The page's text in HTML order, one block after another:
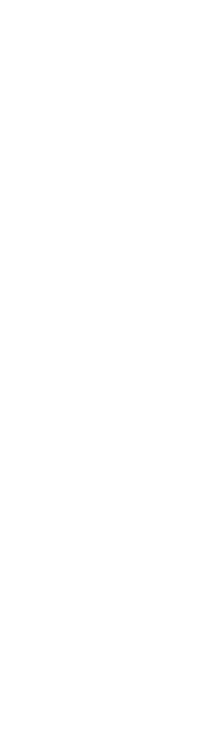
La nueva presidenta del
hace parada institucional
Ana Mestre estrena su agenda
doble visita a la Diputación
para sellar una etapa de